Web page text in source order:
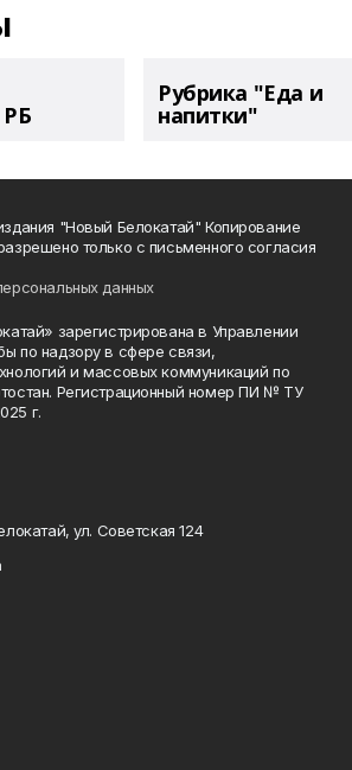
Рубрика "Еда и
напитки"
"Новый Белокатай" Копирование
только с письменного согласия
данных
зарегистрирована в Управлении
по надзору в сфере связи,
и массовых коммуникаций по
Регистрационный номер ПИ № ТУ
г.
ул. Советская 124